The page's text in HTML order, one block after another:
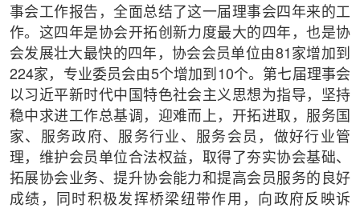
事会工作报告，全面总结了这一届理事会四年来的工
作。这四年是协会开拓创新力度最大的四年，也是协
会发展壮大最快的四年，协会会员单位由81家增加到
224家，专业委员会由5个增加到10个。第七届理事会
以习近平新时代中国特色社会主义思想为指导，坚持
稳中求进工作总基调，迎难而上，开拓进取，服务国
家、服务政府、服务行业、服务会员，做好行业管
理，维护会员单位合法权益，取得了夯实协会基础、
拓展协会业务、提升协会能力和提高会员服务的良好
成绩，同时积极发挥桥梁纽带作用，向政府反映诉